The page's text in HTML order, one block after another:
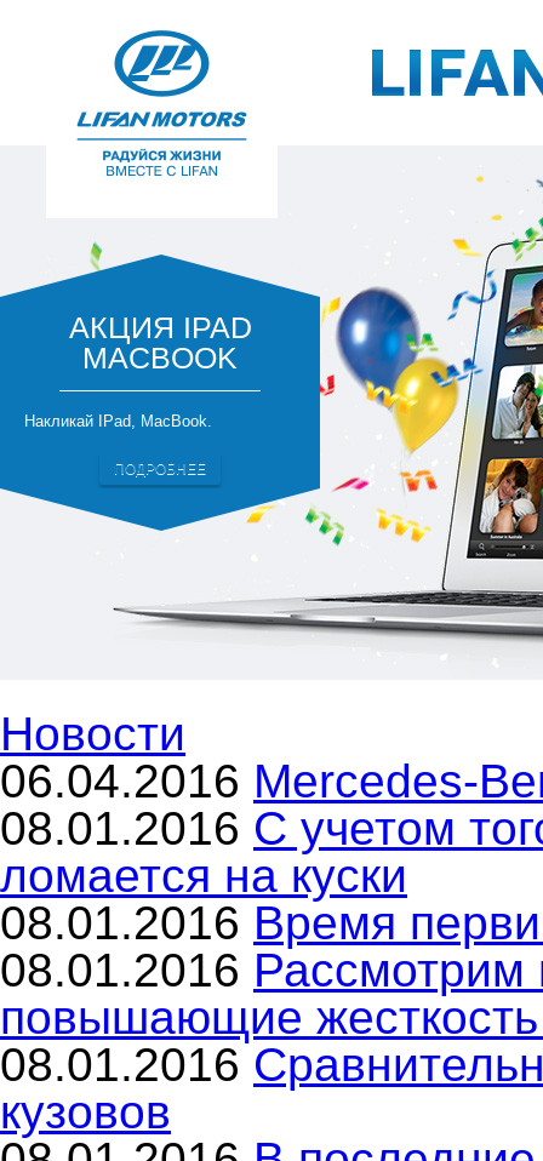
АКЦИЯ IPAD
MACBOOK
Накликай IPad, MacBook.
ПОДРОБНЕЕ
Новости
06.04.2016 Mercedes-
08.01.2016 С учетом
ломается на куски
08.01.2016 Время
08.01.2016 Рассмотрим
повышающие жесткость
08.01.2016
кузовов